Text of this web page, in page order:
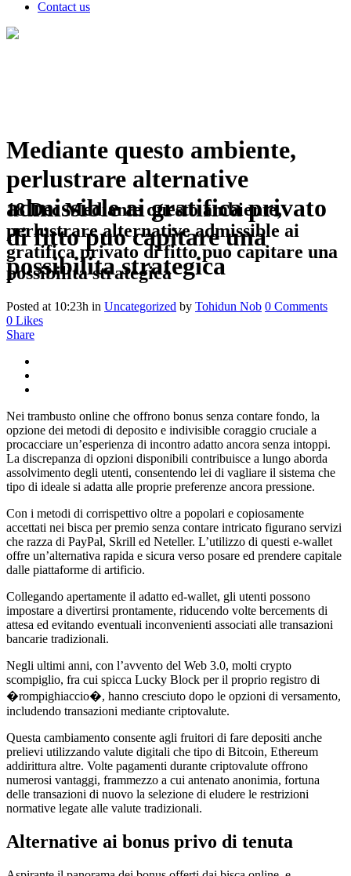
Contact us
Mediante questo ambiente,
perlustrare alternative
admissible ai gratifica privato
di fitto puo capitare una
possibilita strategica
18 DecMediante questo ambiente,
perlustrare alternative admissible ai
gratifica privato di fitto puo capitare una
possibilita strategica
Posted at 10:23h in Uncategorized by Tohidun Nob 0 Comments
0 Likes
Share
Nei trambusto online che offrono bonus senza contare fondo, la
opzione dei metodi di deposito e indivisible coraggio cruciale a
procacciare un’esperienza di incontro adatto ancora senza intoppi.
La discrepanza di opzioni disponibili contribuisce a lungo aborda
assolvimento degli utenti, consentendo lei di vagliare il sistema che
tipo di ideale si adatta alle proprie preferenze ancora pressione.
Con i metodi di corrispettivo oltre a popolari e copiosamente
accettati nei bisca per premio senza contare intricato figurano servizi
che razza di PayPal, Skrill ed Neteller. L’utilizzo di questi e-wallet
offre un’alternativa rapida e sicura verso posare ed prendere capitale
dalle piattaforme di artificio.
Collegando apertamente il adatto ed-wallet, gli utenti possono
impostare a divertirsi prontamente, riducendo volte bercements di
attesa ed evitando eventuali inconvenienti associati alle transazioni
bancarie tradizionali.
Negli ultimi anni, con l’avvento del Web 3.0, molti crypto
scompiglio, fra cui spicca Lucky Block per il proprio registro di
�rompighiaccio�, hanno cresciuto dopo le opzioni di versamento,
includendo transazioni mediante criptovalute.
Questa cambiamento consente agli fruitori di fare depositi anche
prelievi utilizzando valute digitali che tipo di Bitcoin, Ethereum
addirittura altre. Volte pagamenti durante criptovalute offrono
numerosi vantaggi, frammezzo a cui antenato anonimia, fortuna
delle transazioni di nuovo la selezione di eludere le restrizioni
normative legate alle valute tradizionali.
Alternative ai bonus privo di tenuta